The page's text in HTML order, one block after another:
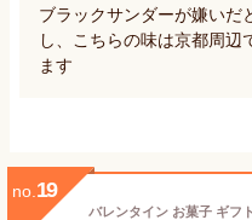
ブラックサンダーが嫌いだ
し、こちらの味は京都周辺
ます
no. 19